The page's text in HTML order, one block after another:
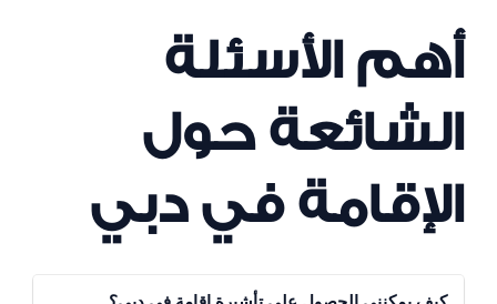
أهم الأسئلة
الشائعة حول
الإقامة في دبي